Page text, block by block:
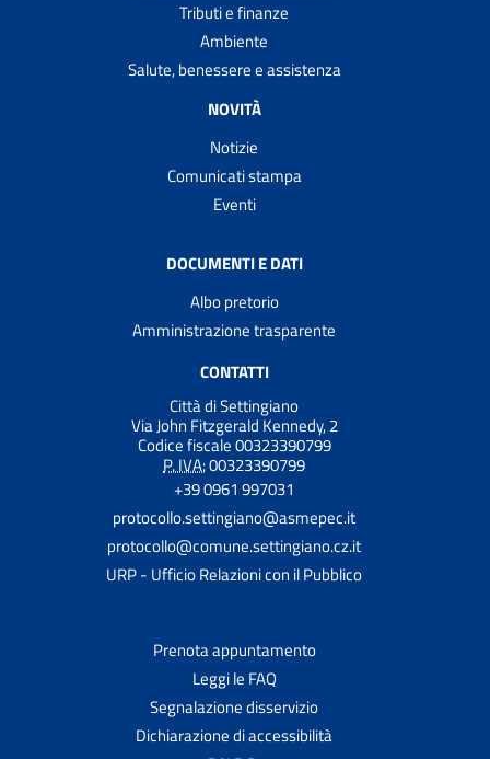
Tributi e finanze
Ambiente
Salute, benessere e assistenza
NOVITÀ
Notizie
Comunicati stampa
Eventi
DOCUMENTI E DATI
Albo pretorio
Amministrazione trasparente
CONTATTI
Città di Settingiano
Via John Fitzgerald Kennedy, 2
Codice fiscale 00323390799
P. IVA:00323390799
+39 0961 997031
protocollo.settingiano@asmepec.it
protocollo@comune.settingiano.cz.it
URP - Ufficio Relazioni con il Pubblico
Prenota appuntamento
Leggi le FAQ
Segnalazione disservizio
Dichiarazione di accessibilità